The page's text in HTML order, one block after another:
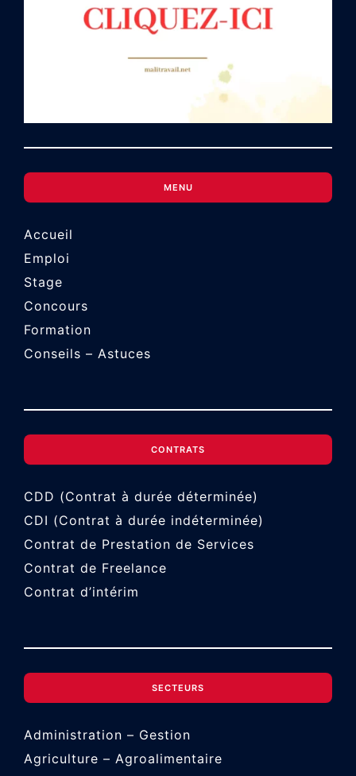
MENU
Accueil
Emploi
Stage
Concours
Formation
Conseils – Astuces
CONTRATS
CDD (Contrat à durée déterminée)
CDI (Contrat à durée indéterminée)
Contrat de Prestation de Services
Contrat de Freelance
Contrat d’intérim
SECTEURS
Administration – Gestion
Agriculture – Agroalimentaire